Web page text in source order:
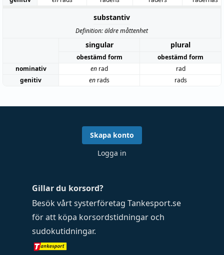
substantiv
Definition: äldre måttenhet
singular plural
obestämd form
obestämd form
nominativ
en rad
rad
genitiv
en rads rads
Gillar du korsord?
Besök vårt systerföretag Tankesport.se
för att köpa korsordstidningar och
sudokutidningar.
Skapa konto
Logga in